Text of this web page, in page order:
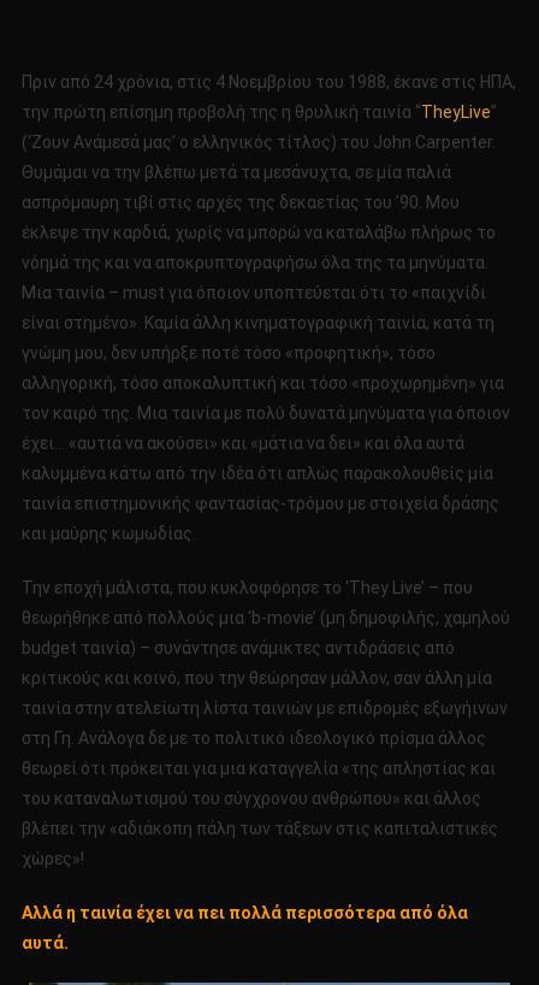
Πριν από 24 χρόνια, στις 4 Νοεμβρίου του 1988, έκανε στις ΗΠΑ,
την πρώτη επίσημη προβολή της η θρυλική ταινία “TheyLive”
(‘Ζουν Ανάμεσά μας’ ο ελληνικός τίτλος) του John Carpenter.
Θυμάμαι να την βλέπω μετά τα μεσάνυχτα, σε μία παλιά
ασπρόμαυρη τιβί στις αρχές της δεκαετίας του ’90. Μου
έκλεψε την καρδιά, χωρίς να μπορώ να καταλάβω πλήρως το
νόημά της και να αποκρυπτογραφήσω όλα της τα μηνύματα.
Μια ταινία – must για όποιον υποπτεύεται ότι το «παιχνίδι
είναι στημένο». Καμία άλλη κινηματογραφική ταινία, κατά τη
γνώμη μου, δεν υπήρξε ποτέ τόσο «προφητική», τόσο
αλληγορική, τόσο αποκαλυπτική και τόσο «προχωρημένη» για
τον καιρό της. Μια ταινία με πολύ δυνατά μηνύματα για όποιον
έχει… «αυτιά να ακούσει» και «μάτια να δει» και όλα αυτά
καλυμμένα κάτω από την ιδέα ότι απλώς παρακολουθείς μία
ταινία επιστημονικής φαντασίας-τρόμου με στοιχεία δράσης
και μαύρης κωμωδίας.
Την εποχή μάλιστα, που κυκλοφόρησε το ‘They Live’ – που
θεωρήθηκε από πολλούς μια ‘b-movie’ (μη δημοφιλής, χαμηλού
budget ταινία) – συνάντησε ανάμικτες αντιδράσεις από
κριτικούς και κοινό, που την θεώρησαν μάλλον, σαν άλλη μία
ταινία στην ατελείωτη λίστα ταινιών με επιδρομές εξωγήινων
στη Γη. Ανάλογα δε με το πολιτικό ιδεολογικό πρίσμα άλλος
θεωρεί ότι πρόκειται για μια καταγγελία «της απληστίας και
του καταναλωτισμού του σύγχρονου ανθρώπου» και άλλος
βλέπει την «αδιάκοπη πάλη των τάξεων στις καπιταλιστικές
χώρες»!
Αλλά η ταινία έχει να πει πολλά περισσότερα από όλα
αυτά.